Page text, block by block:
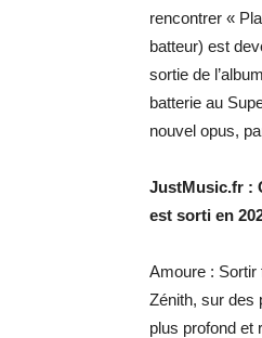
rencontrer «
batteur) est
sortie de
batterie au
nouvel opus,
JustMusic.fr :
est sorti en
Amoure : Sortir
Zénith, sur des
plus profond et